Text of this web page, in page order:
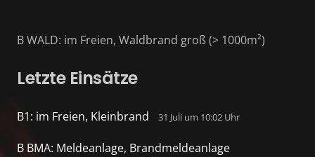
B WALD: im Freien, Waldbrand groß (> 1000m²)
Letzte Einsätze
B1: im Freien, Kleinbrand 31 Juli um 10:02 Uhr
B BMA: Meldeanlage, Brandmeldeanlage